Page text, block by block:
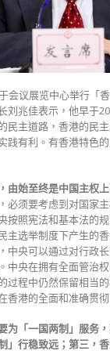
会议展览中心举行「
刘兆佳表示，他早于
民主道路，香港的民
践有利。有香港特色
由始至终是中国主权
必须要考虑到对国家
按照宪法和基本法的
主选举制度下产生的
中央可以通过对行政
中央在拥有全面管治
过程中仍然保留相当
香港的全面和准确贯彻
为「一国两制」服务，
」行稳致远；第三，